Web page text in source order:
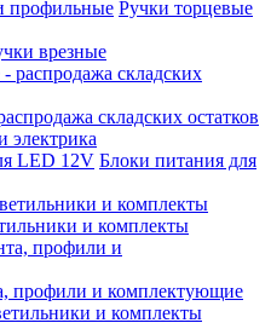
Ручки торцевые
врезные
складских остатков
электрика
Блоки питания для
и комплекты
профили и комплектующие